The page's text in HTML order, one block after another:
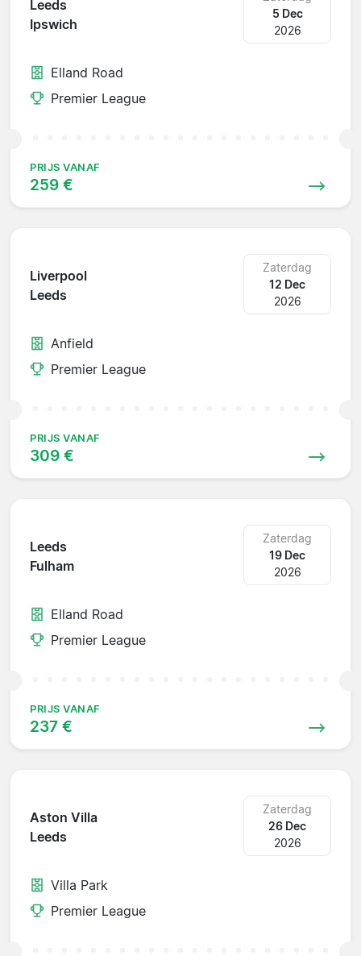
Leeds
Ipswich
5 Dec
2026
Elland Road
Premier League
PRIJS VANAF
259 €
Liverpool
Leeds
Zaterdag
12 Dec
2026
Anfield
Premier League
PRIJS VANAF
309 €
Leeds
Fulham
Zaterdag
19 Dec
2026
Elland Road
Premier League
PRIJS VANAF
237 €
Aston Villa
Leeds
Zaterdag
26 Dec
2026
Villa Park
Premier League